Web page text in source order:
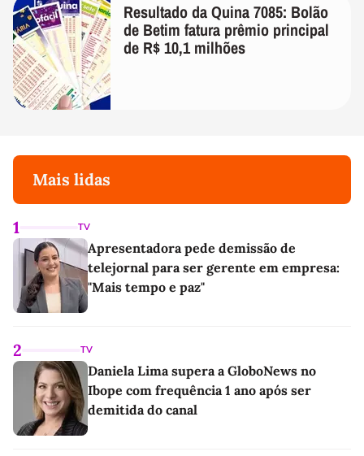
Resultado da Quina 7085: Bolão
de Betim fatura prêmio principal
de R$ 10,1 milhões
Mais lidas
1 TV
Apresentadora pede demissão de
telejornal para ser gerente em empresa:
"Mais tempo e paz"
2 TV
Daniela Lima supera a GloboNews no
Ibope com frequência 1 ano após ser
demitida do canal